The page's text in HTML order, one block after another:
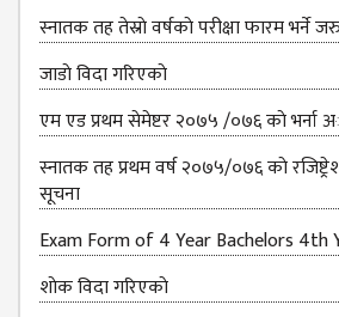
स्नातक तह तेस्राे वर्षकाे परीक्षा फारम भर्ने
जाडाे विदा गरिएकाे
एम एड प्रथम सेमेष्टर २०७५ /०७६ काे
स्नातक तह प्रथम वर्ष २०७५/०७६ काे
सूचना
Exam Form of 4 Year Bachelors 4th
शाेक विदा गरिएकाे